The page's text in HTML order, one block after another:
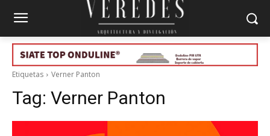
Etiquetas Verner Panton
Tag: Verner Panton